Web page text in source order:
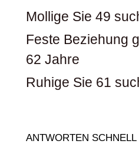
Mollige Sie 49
Feste Beziehung
62 Jahre
Ruhige Sie 61
ANTWORTEN SCHNELL